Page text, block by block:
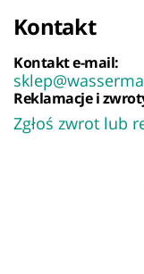
Kontakt
Kontakt e-mail:
Reklamacje i
Zgłoś zwrot lub